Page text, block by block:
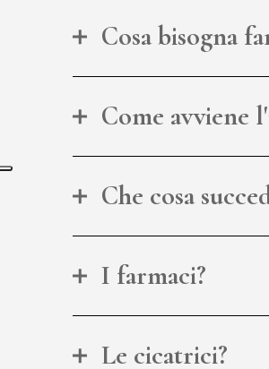
Cosa bisogna
Come avviene
Che cosa
I farmaci?
Le cicatrici?